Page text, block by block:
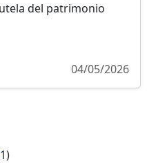
del patrimonio
04/05/2026